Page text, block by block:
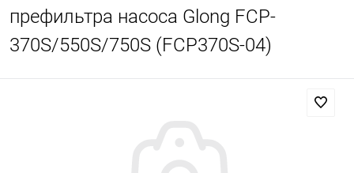
префильтра насоса Glong FCP-
370S/550S/750S (FCP370S-04)